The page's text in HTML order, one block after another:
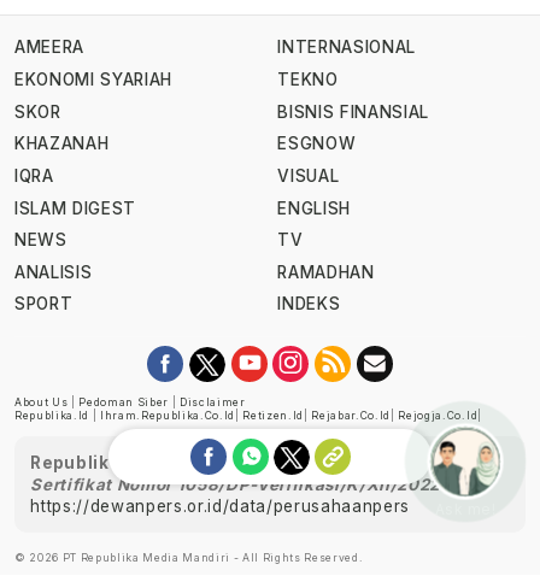
AMEERA
EKONOMI SYARIAH
SKOR
KHAZANAH
IQRA
ISLAM DIGEST
NEWS
ANALISIS
SPORT
INTERNASIONAL
TEKNO
BISNIS FINANSIAL
ESGNOW
VISUAL
ENGLISH
TV
RAMADHAN
INDEKS
About Us Pedoman Siber
Disclaimer
Republika.id
Ihram.republika.co.id Retizen.id Rejabar.co.id Rejogja.co.id
Republika telah diverifikasi oleh Dewan Pers
Sertifikat Nomor 1058/DP-Verifikasi/K/XII/2022
https://dewanpers.or.id/data/perusahaanpers
© 2026 PT Republika Media Mandiri - All Rights Reserved.